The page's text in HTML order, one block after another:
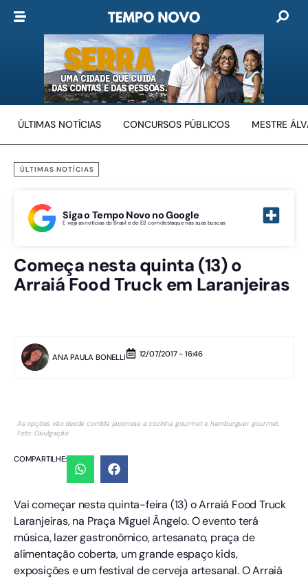
ÚLTIMAS NOTÍCIAS CONCURSOS PÚBLICOS MESTRE
ÚLTIMAS NOTÍCIAS
Siga o Tempo Novo no Google
E veja as notícias do Brasil e do ES com destaque nas suas buscas
Começa nesta quinta (13) o
Arraiá Food Truck em Laranjeiras
ANA PAULA BONELLI 12/07/2017 - 16:46
As opções vão desde comida japonesa a cozinha gourmet e hamburguer gourmet.
Foto: Divulgação
COMPARTILHE:
Vai começar nesta quinta-feira (13) o Arraiá Food Truck
Laranjeiras, na Praça Miguel Ângelo. O evento terá
música, lazer gastronômico, artesanato, praça de
alimentação coberta, um grande espaço kids,
exposições e um festival de cerveja artesanal. O Arraiá